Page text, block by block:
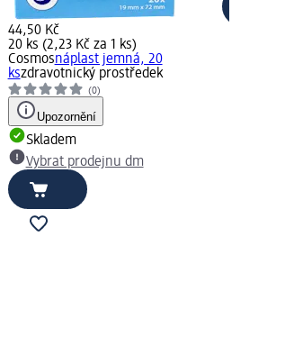
44,50 Kč
20 ks (2,23 Kč za 1 ks)
Cosmosnáplast jemná, 20
kszdravotnický prostředek
(0)
Upozornění
Skladem
Vybrat prodejnu dm